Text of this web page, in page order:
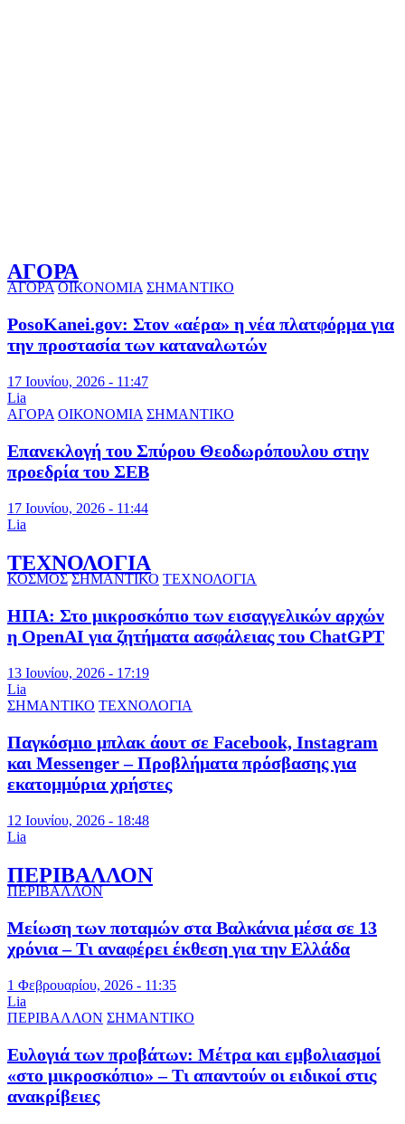
ΑΓΟΡΑ
ΑΓΟΡΑ ΟΙΚΟΝΟΜΙΑ ΣΗΜΑΝΤΙΚΟ
PosoKanei.gov: Στον «αέρα» η νέα πλατφόρμα για
την προστασία των καταναλωτών
17 Ιουνίου, 2026 - 11:47
Lia
ΑΓΟΡΑ ΟΙΚΟΝΟΜΙΑ ΣΗΜΑΝΤΙΚΟ
Επανεκλογή του Σπύρου Θεοδωρόπουλου στην
προεδρία του ΣΕΒ
17 Ιουνίου, 2026 - 11:44
Lia
ΤΕΧΝΟΛΟΓΙΑ
ΚΟΣΜΟΣ ΣΗΜΑΝΤΙΚΟ ΤΕΧΝΟΛΟΓΙΑ
ΗΠΑ: Στο μικροσκόπιο των εισαγγελικών αρχών
η OpenAI για ζητήματα ασφάλειας του ChatGPT
13 Ιουνίου, 2026 - 17:19
Lia
ΣΗΜΑΝΤΙΚΟ ΤΕΧΝΟΛΟΓΙΑ
Παγκόσμιο μπλακ άουτ σε Facebook, Instagram
και Messenger – Προβλήματα πρόσβασης για
εκατομμύρια χρήστες
12 Ιουνίου, 2026 - 18:48
Lia
ΠΕΡΙΒΑΛΛΟΝ
ΠΕΡΙΒΑΛΛΟΝ
Μείωση των ποταμών στα Βαλκάνια μέσα σε 13
χρόνια – Τι αναφέρει έκθεση για την Ελλάδα
1 Φεβρουαρίου, 2026 - 11:35
Lia
ΠΕΡΙΒΑΛΛΟΝ ΣΗΜΑΝΤΙΚΟ
Ευλογιά των προβάτων: Μέτρα και εμβολιασμοί
«στο μικροσκόπιο» – Τι απαντούν οι ειδικοί στις
ανακρίβειες